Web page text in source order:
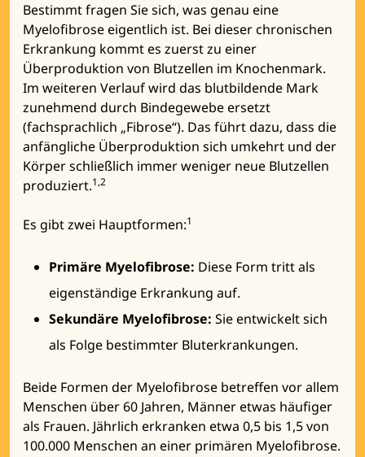
Bestimmt fragen Sie sich, was genau eine
Myelofibrose eigentlich ist. Bei dieser chronischen
Erkrankung kommt es zuerst zu einer
Überproduktion von Blutzellen im Knochenmark.
Im weiteren Verlauf wird das blutbildende Mark
zunehmend durch Bindegewebe ersetzt
(fachsprachlich „Fibrose“). Das führt dazu, dass die
anfängliche Überproduktion sich umkehrt und der
Körper schließlich immer weniger neue Blutzellen
produziert.1,2
Es gibt zwei Hauptformen:1
Primäre Myelofibrose: Diese Form tritt als
eigenständige Erkrankung auf.
Sekundäre Myelofibrose: Sie entwickelt sich
als Folge bestimmter Bluterkrankungen.
Beide Formen der Myelofibrose betreffen vor allem
Menschen über 60 Jahren, Männer etwas häufiger
als Frauen. Jährlich erkranken etwa 0,5 bis 1,5 von
100.000 Menschen an einer primären Myelofibrose.